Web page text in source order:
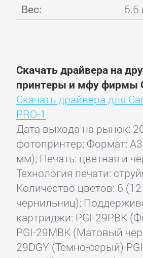
Вес:
5.6
Скачать драйвера на
принтеры и мфу фирмы
Скачать драйвера для
PRO-1
Дата выхода на рынок:
фотопринтер; Формат:
мм); Печать: цветная и
Технология печати:
Количество цветов: 6
чернильниц);
картриджи: PGI-29PBK
PGI-29MBK (Матовый
29DGY (Темно-серый)